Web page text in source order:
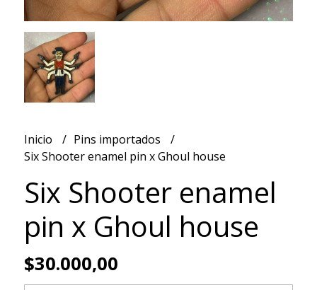
Inicio
Pins importados
Six Shooter enamel pin x Ghoul house
Six Shooter enamel
pin x Ghoul house
$30.000,00